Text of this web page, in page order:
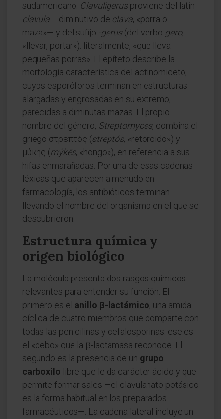
sudamericano. Clavuligerusproviene del latín
clavula —diminutivo de clava, «porra o
maza»— y del sufijo -gerus(del verbo gero,
«llevar, portar»): literalmente, «que lleva
pequeñas porras». El epíteto describe la
morfología característica del actinomiceto,
cuyos esporóforos terminan en estructuras
alargadas y engrosadas en su extremo,
parecidas a diminutas mazas. El propio
nombre del género, Streptomyces, combina el
griego στρεπτός (streptós, «retorcido») y
μύκης (mýkēs, «hongo»), en referencia a sus
hifas enmarañadas. Por una de esas cadenas
léxicas que aparecen a menudo en
farmacología, los antibióticos terminan
llevando el nombre del organismo en el que se
descubrieron.
Estructura química y
origen biológico
La molécula presenta dos rasgos químicos
relevantes para entender su función. El
primero es el anillo β-lactámico, una amida
cíclica de cuatro miembros que comparte con
todas las penicilinas y cefalosporinas: ese es
el «cebo» que la β-lactamasa reconoce. El
segundo es la presencia de un grupo
carboxilo libre que le da carácter ácido y que
permite formar sales —el clavulanato potásico
es la forma habitual en los preparados
farmacéuticos—. La cadena lateral incluye un